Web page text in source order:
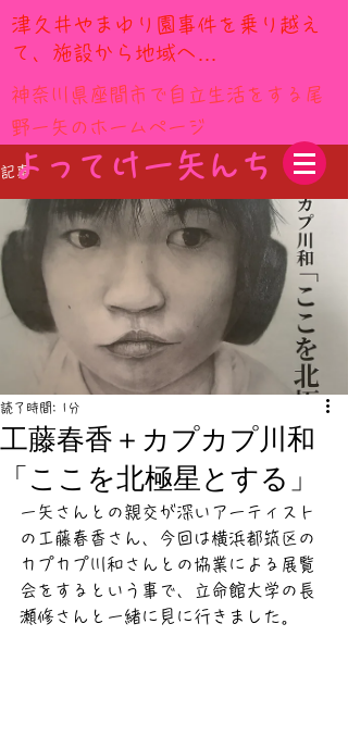
​津久井やまゆり園事件を乗り越え
て、施設から地域へ…
神奈川県座間市で自立生活をする尾
野一矢のホームページ
​よってけ一矢んち
記事
工藤春香＋カプカプ川和
「ここを北極星とする」
読了時間: 1分
一矢さんとの親交が深いアーティスト
の工藤春香さん、今回は横浜都筑区の
カプカプ川和さんとの協業による展覧
会をするという事で、立命館大学の長
瀬修さんと一緒に見に行きました。